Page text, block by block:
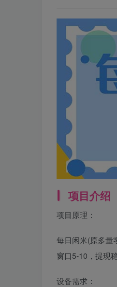
项目介绍
项目原理：
每日闲米(原多量
窗口5-10，提现
设备需求：